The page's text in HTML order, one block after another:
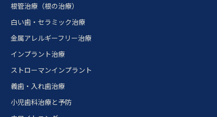
根管治療（根の治療）
白い歯・セラミック治療
金属アレルギーフリー治療
インプラント治療
ストローマンインプラント
義歯・入れ歯治療
小児歯科治療と予防